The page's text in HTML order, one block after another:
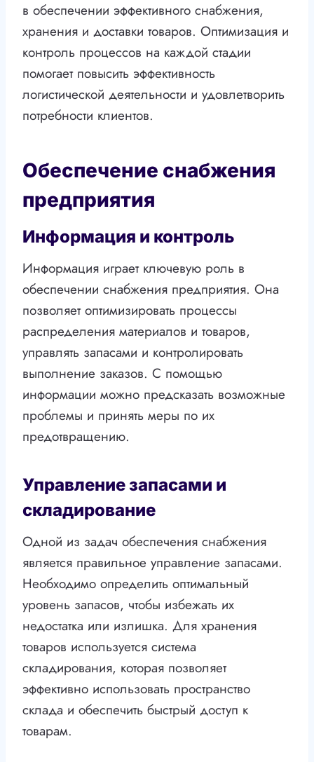
в обеспечении эффективного снабжения,
хранения и доставки товаров. Оптимизация и
контроль процессов на каждой стадии
помогает повысить эффективность
логистической деятельности и удовлетворить
потребности клиентов.
Обеспечение снабжения
предприятия
Информация и контроль
Информация играет ключевую роль в
обеспечении снабжения предприятия. Она
позволяет оптимизировать процессы
распределения материалов и товаров,
управлять запасами и контролировать
выполнение заказов. С помощью
информации можно предсказать возможные
проблемы и принять меры по их
предотвращению.
Управление запасами и
складирование
Одной из задач обеспечения снабжения
является правильное управление запасами.
Необходимо определить оптимальный
уровень запасов, чтобы избежать их
недостатка или излишка. Для хранения
товаров используется система
складирования, которая позволяет
эффективно использовать пространство
склада и обеспечить быстрый доступ к
товарам.